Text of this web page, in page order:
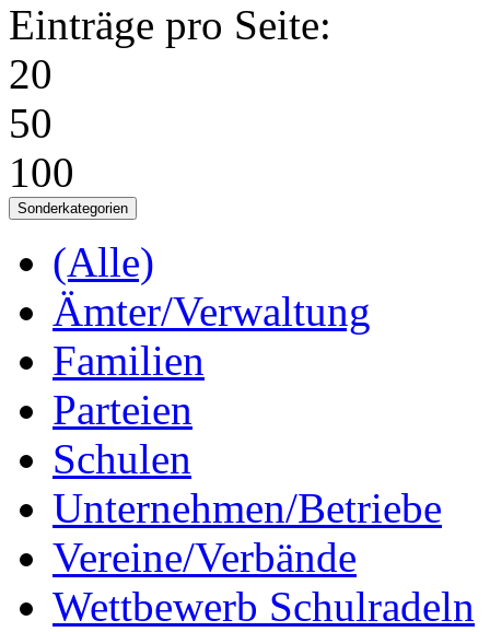
Einträge pro Seite:
20
50
100
Sonderkategorien
(Alle)
Ämter/Verwaltung
Familien
Parteien
Schulen
Unternehmen/Betriebe
Vereine/Verbände
Wettbewerb Schulradeln